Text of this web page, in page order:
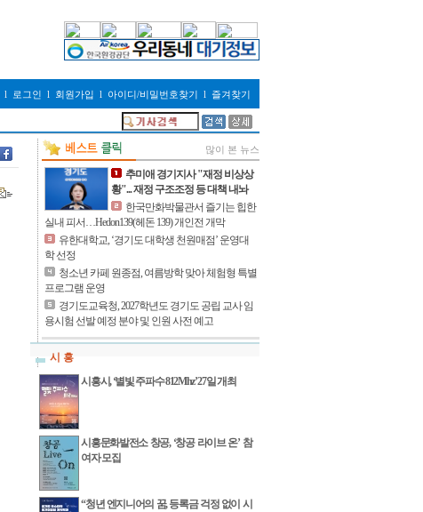
l 로그인 l 회원가입 l 아이디/비밀번호찾기 l 즐겨찾기
많이 본 뉴스
추미애 경기지사 "재정 비상상
황"... 재정 구조조정 등 대책 내놔
한국만화박물관서 즐기는 힙한
실내 피서…Hedon139(헤돈 139) 개인전 개막
유한대학교, ‘경기도 대학생 천원매점’ 운영대
학 선정
청소년 카페 원종점, 여름방학 맞아 체험형 특별
프로그램 운영
경기도교육청, 2027학년도 경기도 공립 교사 임
용시험 선발 예정 분야 및 인원 사전 예고
시 흥
시흥시, ‘별빛 주파수 812Mhz’ 27일 개최
시흥문화발전소 창공, ‘창공 라이브 온’ 참
여자 모집
“청년 엔지니어의 꿈, 등록금 걱정 없이 시